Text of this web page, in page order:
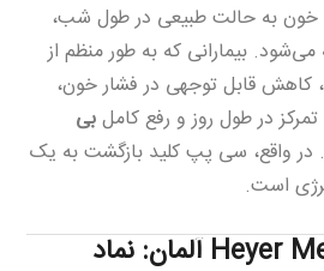
خون به حالت طبیعی در طول شب،
بیمارانی که به طور منظم از
کاهش قابل توجهی در فشار خون،
در طول روز و رفع کاملبی
در واقع، سی پپ کلید بازگشت به یک
است.
معرفی برند Heyer Medical آلمان: نماد